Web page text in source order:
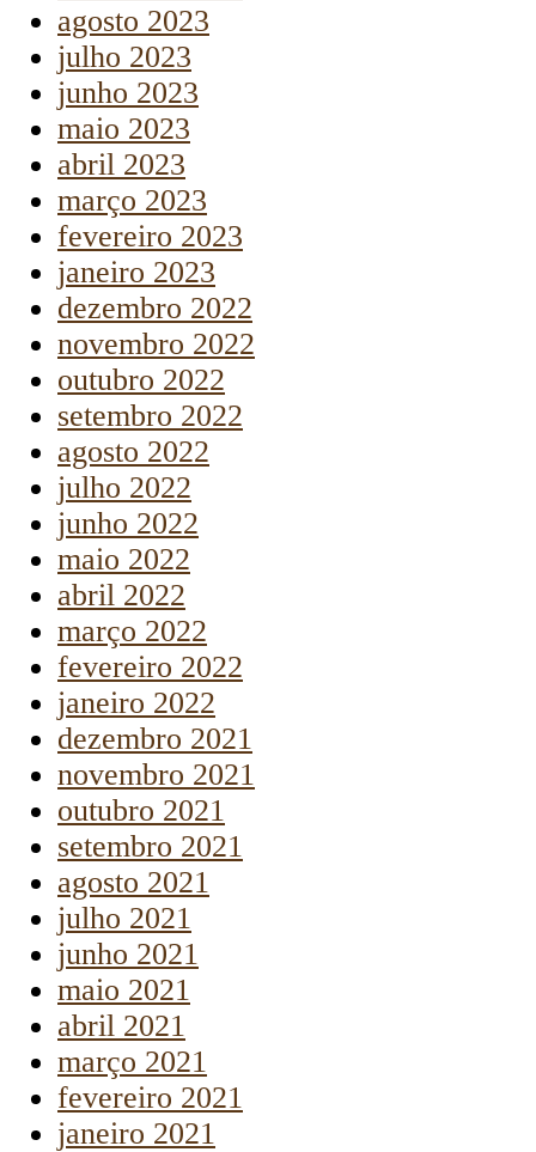
agosto 2023
julho 2023
junho 2023
maio 2023
abril 2023
março 2023
fevereiro 2023
janeiro 2023
dezembro 2022
novembro 2022
outubro 2022
setembro 2022
agosto 2022
julho 2022
junho 2022
maio 2022
abril 2022
março 2022
fevereiro 2022
janeiro 2022
dezembro 2021
novembro 2021
outubro 2021
setembro 2021
agosto 2021
julho 2021
junho 2021
maio 2021
abril 2021
março 2021
fevereiro 2021
janeiro 2021